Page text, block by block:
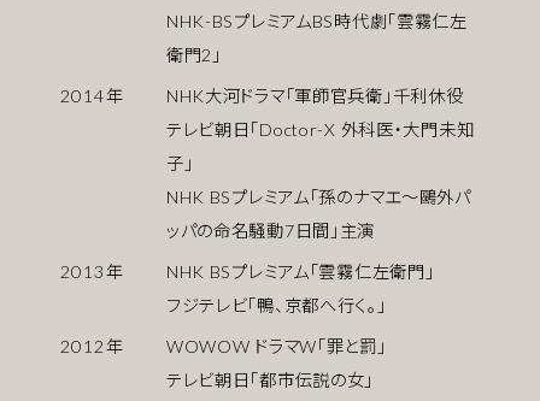
NHK-BSプレミアムBS時代劇「雲霧仁左
衛門2」
2014年
NHK大河ドラマ「軍師官兵衛」千利休役
テレビ朝日「Doctor-X 外科医・大門未知
子」
NHK BSプレミアム「孫のナマエ〜鷗外パ
ッパの命名騒動7日間」主演
2013年
NHK BSプレミアム「雲霧仁左衛門」
フジテレビ「鴨、京都へ行く。」
2012年
WOWOW ドラマW「罪と罰」
テレビ朝日「都市伝説の女」